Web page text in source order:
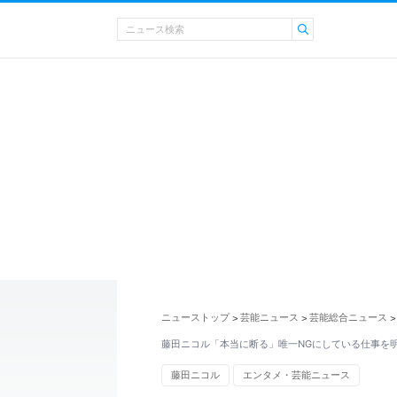
ニューストップ > 芸能ニュース > 芸能総合ニュース >
藤田ニコル「本当に断る」唯一NGにしている仕事を
藤田ニコル エンタメ・芸能ニュース